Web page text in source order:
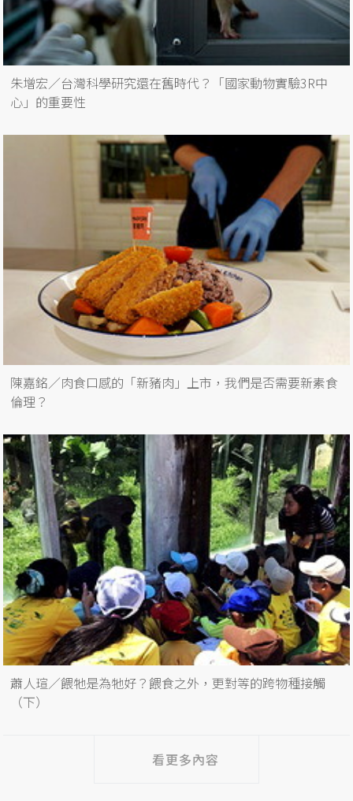
朱增宏／台灣科學研究還在舊時代？「國家動物實驗3R中
心」的重要性
陳嘉銘／肉食口感的「新豬肉」上市，我們是否需要新素食
倫理？
蕭人瑄／餵牠是為牠好？餵食之外，更對等的跨物種接觸
（下）
看更多內容